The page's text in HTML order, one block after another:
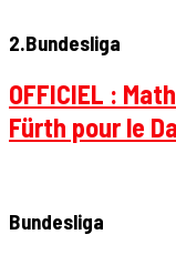
2.Bundesliga
OFFICIEL :
Fürth pour le
Bundesliga